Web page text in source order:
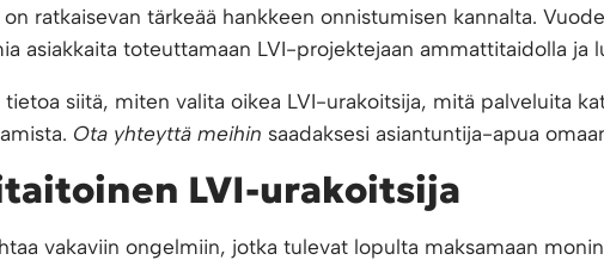
ratkaisevan tärkeää hankkeen onnistumisen kannalta.
asiakkaita toteuttamaan LVI-projektejaan ammattitaidolla ja
tietoa siitä, miten valita oikea LVI-urakoitsija, mitä palveluita
Ota yhteyttä meihin saadaksesi asiantuntija-apua
LVI-urakoitsija
vakaviin ongelmiin, jotka tulevat lopulta maksamaan